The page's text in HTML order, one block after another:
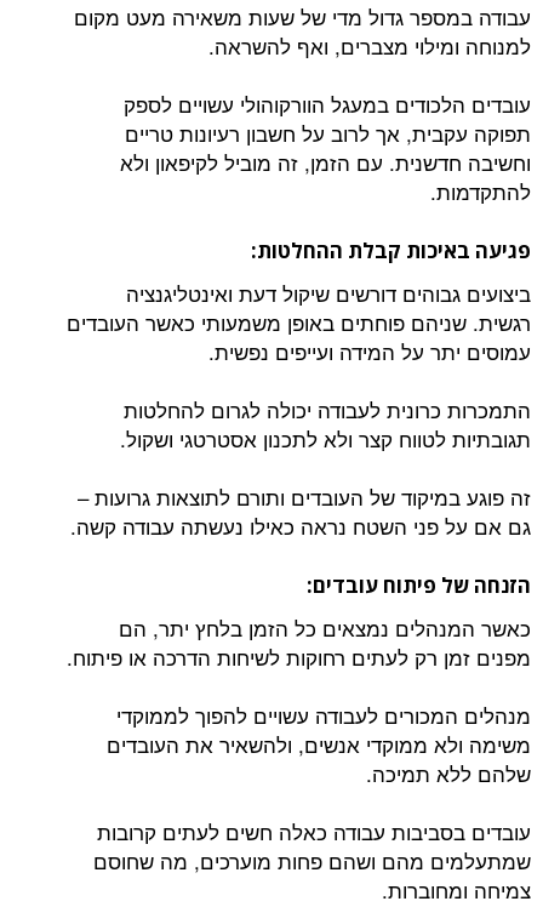
עבודה במספר גדול מדי של שעות משאירה מעט מקום
למנוחה ומילוי מצברים, ואף להשראה.
עובדים הלכודים במעגל הוורקוהולי עשויים לספק
תפוקה עקבית, אך לרוב על חשבון רעיונות טריים
וחשיבה חדשנית. עם הזמן, זה מוביל לקיפאון ולא
להתקדמות.
פגיעה באיכות קבלת ההחלטות:
ביצועים גבוהים דורשים שיקול דעת ואינטליגנציה
רגשית. שניהם פוחתים באופן משמעותי כאשר העובדים
עמוסים יתר על המידה ועייפים נפשית.
התמכרות כרונית לעבודה יכולה לגרום להחלטות
תגובתיות לטווח קצר ולא לתכנון אסטרטגי ושקול.
זה פוגע במיקוד של העובדים ותורם לתוצאות גרועות –
גם אם על פני השטח נראה כאילו נעשתה עבודה קשה.
הזנחה של פיתוח עובדים:
כאשר המנהלים נמצאים כל הזמן בלחץ יתר, הם
מפנים זמן רק לעתים רחוקות לשיחות הדרכה או פיתוח.
מנהלים המכורים לעבודה עשויים להפוך לממוקדי
משימה ולא ממוקדי אנשים, ולהשאיר את העובדים
שלהם ללא תמיכה.
עובדים בסביבות עבודה כאלה חשים לעתים קרובות
שמתעלמים מהם ושהם פחות מוערכים, מה שחוסם
צמיחה ומחוברות.